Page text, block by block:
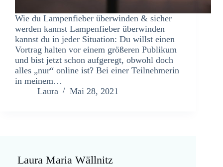
Wie du Lampenfieber überwinden & sicher
werden kannst Lampenfieber überwinden
kannst du in jeder Situation: Du willst einen
Vortrag halten vor einem größeren Publikum
und bist jetzt schon aufgeregt, obwohl doch
alles „nur“ online ist? Bei einer Teilnehmerin
in meinem…
Laura
Mai 28, 2021
Laura Maria Wällnitz